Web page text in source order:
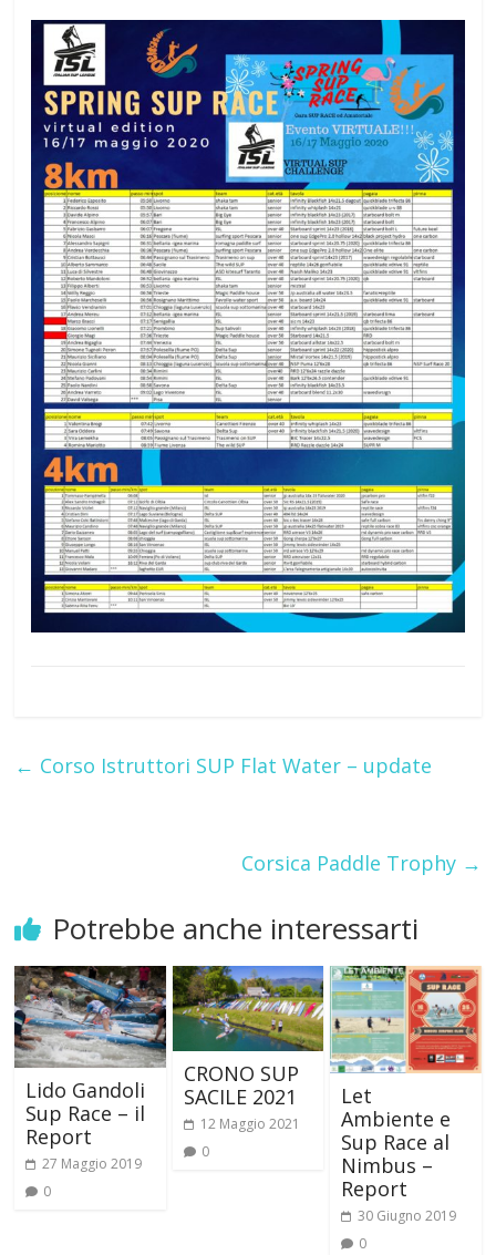
← Corso Istruttori SUP Flat Water – update
Corsica Paddle Trophy →
Potrebbe anche interessarti
Lido Gandoli
Sup Race – il
Report
27 Maggio 2019
0
CRONO SUP
SACILE 2021
12 Maggio 2021
0
Let
Ambiente e
Sup Race al
Nimbus –
Report
30 Giugno 2019
0